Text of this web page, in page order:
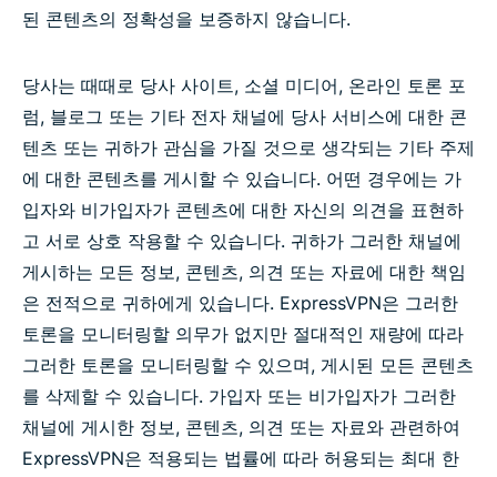
된 콘텐츠의 정확성을 보증하지 않습니다.
당사는 때때로 당사 사이트, 소셜 미디어, 온라인 토론 포
럼, 블로그 또는 기타 전자 채널에 당사 서비스에 대한 콘
텐츠 또는 귀하가 관심을 가질 것으로 생각되는 기타 주제
에 대한 콘텐츠를 게시할 수 있습니다. 어떤 경우에는 가
입자와 비가입자가 콘텐츠에 대한 자신의 의견을 표현하
고 서로 상호 작용할 수 있습니다. 귀하가 그러한 채널에
게시하는 모든 정보, 콘텐츠, 의견 또는 자료에 대한 책임
은 전적으로 귀하에게 있습니다. ExpressVPN은 그러한
토론을 모니터링할 의무가 없지만 절대적인 재량에 따라
그러한 토론을 모니터링할 수 있으며, 게시된 모든 콘텐츠
를 삭제할 수 있습니다. 가입자 또는 비가입자가 그러한
채널에 게시한 정보, 콘텐츠, 의견 또는 자료와 관련하여
ExpressVPN은 적용되는 법률에 따라 허용되는 최대 한